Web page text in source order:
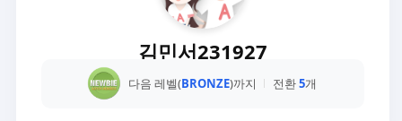
김민서231927
다음 레벨(BRONZE)까지 전환5개